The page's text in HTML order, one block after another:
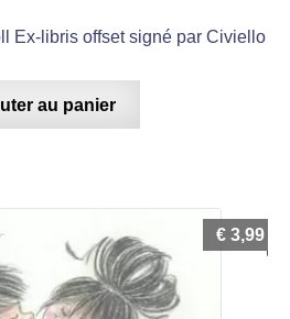
Ex-libris offset signé par Civiello
au panier
€ 3,99